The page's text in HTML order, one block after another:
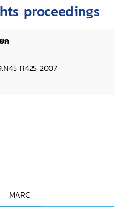
proceedings
ก
R425 2007
MARC